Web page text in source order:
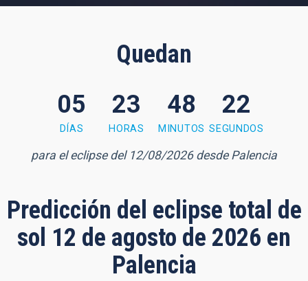
Quedan
21 seconds
05
DÍAS
23
HORAS
48
MINUTOS
21
SEGUNDOS
para el eclipse del 12/08/2026 desde Palencia
Predicción del eclipse total de
sol 12 de agosto de 2026 en
Palencia